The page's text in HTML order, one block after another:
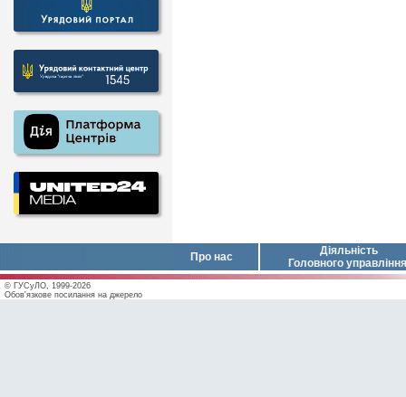
Про нас
Діяльність
Головного управління
© ГУСуЛО, 1999-2026
Обов'язкове посилання на джерело